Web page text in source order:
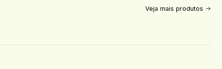
Veja mais produtos